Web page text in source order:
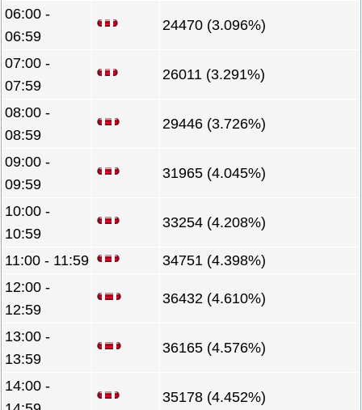
06:00 -
06:59
24470 (3.096%)
07:00 -
07:59
26011 (3.291%)
08:00 -
08:59
29446 (3.726%)
09:00 -
09:59
31965 (4.045%)
10:00 -
10:59
33254 (4.208%)
11:00 - 11:59
34751 (4.398%)
12:00 -
12:59
36432 (4.610%)
13:00 -
13:59
36165 (4.576%)
14:00 -
35178 (4.452%)